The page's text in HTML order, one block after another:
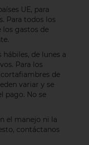
UE, para
Para todos los
los gastos de
hábiles, de lunes a
Para los
de
variar y se
pago. No se
el manejo ni la
contáctanos